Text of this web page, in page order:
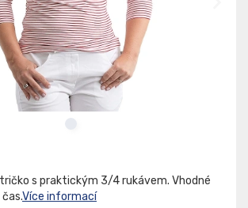
s praktickým 3/4 rukávem. Vhodné
Více informací